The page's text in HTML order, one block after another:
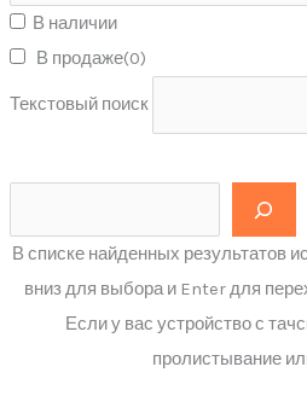
В наличии
В продаже(0)
Текстовый поиск
В списке найденных результатов
вниз для выбора и Enter для
Если у вас устройство с
пролистывание